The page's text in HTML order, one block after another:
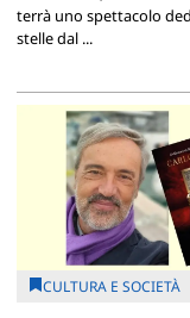
terrà uno spettacolo
stelle dal ...
CULTURA E SOCIETÀ